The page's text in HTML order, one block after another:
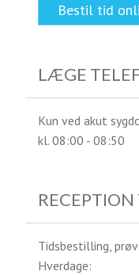
Bestil tid
LÆGE
Kun ved akut
kl. 08:00 - 08:50
Tidsbestilling,
Hverdage: